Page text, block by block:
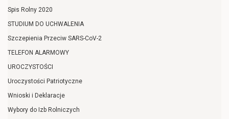
Spis Rolny 2020
STUDIUM DO UCHWALENIA
Szczepienia Przeciw SARS-CoV-2
TELEFON ALARMOWY
UROCZYSTOŚCI
Uroczystości Patriotyczne
Wnioski i Deklaracje
Wybory do Izb Rolniczych